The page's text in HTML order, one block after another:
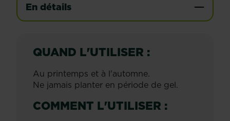
En détails
QUAND L'UTILISER :
Au printemps et à l'automne.
Ne jamais planter en période de gel.
COMMENT L'UTILISER :